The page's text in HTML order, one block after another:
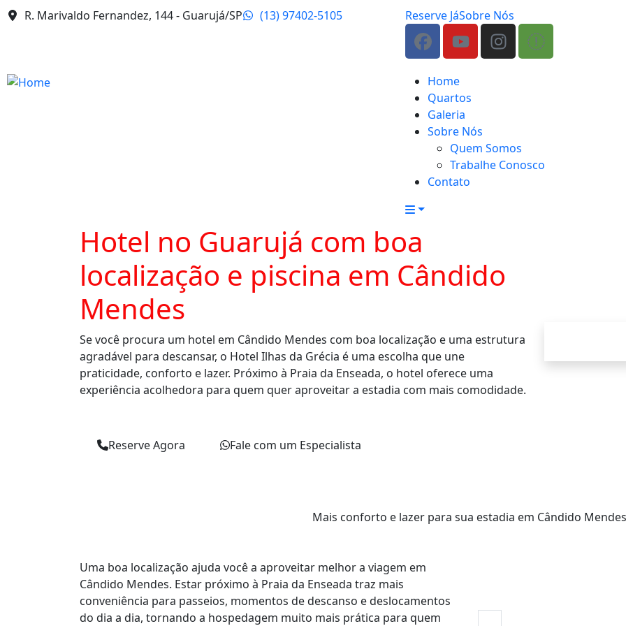
R. Marivaldo Fernandez, 144 - Guarujá/SP (13) 97402-5105 Reserve JáSobre Nós
Home
Quartos
Galeria
Sobre Nós
Quem Somos
Trabalhe Conosco
Contato
Hotel no Guarujá com boa
localização e piscina em Cândido
Mendes
Se você procura um hotel em Cândido Mendes com boa localização e uma estrutura
agradável para descansar, o Hotel Ilhas da Grécia é uma escolha que une
praticidade, conforto e lazer. Próximo à Praia da Enseada, o hotel oferece uma
experiência acolhedora para quem quer aproveitar a estadia com mais comodidade.
Reserve Agora Fale com um Especialista
Mais conforto e lazer para sua estadia em Cândido Mendes
Uma boa localização ajuda você a aproveitar melhor a viagem em
Cândido Mendes. Estar próximo à Praia da Enseada traz mais
conveniência para passeios, momentos de descanso e deslocamentos
do dia a dia, tornando a hospedagem muito mais prática para quem